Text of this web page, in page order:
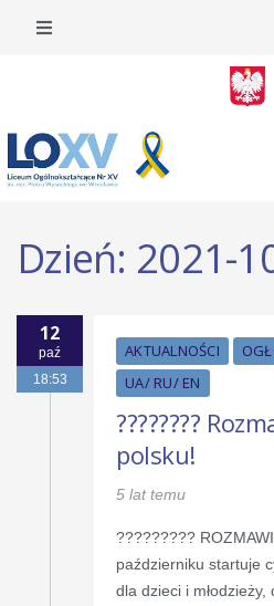
Dzień: 2021-
12
paź
18:53
AKTUALNOŚCI
UA/ RU/ EN
????????
polsku!
5 lat temu
?????????
październiku startuje
dla dzieci i